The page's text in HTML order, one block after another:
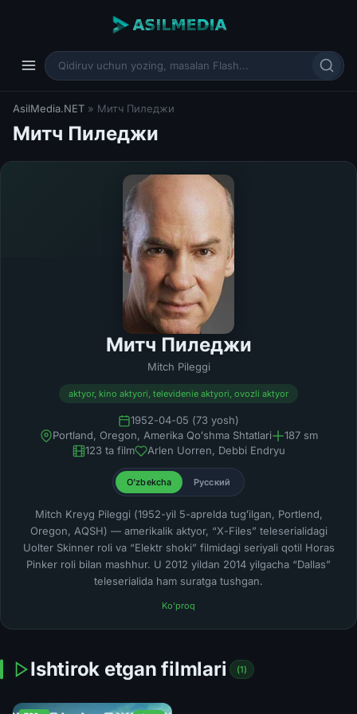
AsilMedia.NET » Митч Пиледжи
Митч Пиледжи
Митч Пиледжи
Mitch Pileggi
aktyor, kino aktyori, televidenie aktyori, ovozli aktyor
1952-04-05 (73 yosh)
Portland, Oregon, Amerika Qoʻshma Shtatlari
187 sm
123 ta film
Arlen Uorren, Debbi Endryu
O'zbekcha Русский
Mitch Kreyg Pileggi (1952-yil 5-aprelda tugʻilgan, Portlend,
Oregon, AQSH) — amerikalik aktyor, “X-Files” teleserialidagi
Uolter Skinner roli va “Elektr shoki” filmidagi seriyali qotil Horas
Pinker roli bilan mashhur. U 2012 yildan 2014 yilgacha “Dallas”
teleserialida ham suratga tushgan.
Ko'proq
Ishtirok etgan filmlari (1)